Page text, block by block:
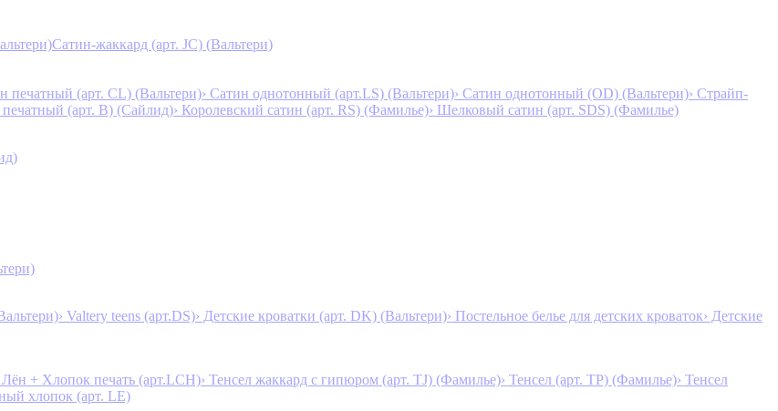
Сатин-жаккард (арт. JC) (Вальтери)
печатный (арт. СL) (Вальтери)› Сатин однотонный (арт.LS) (Вальтери)› Сатин однотонный (OD) (Вальтери)› Страйп-
печатный (арт. В) (Сайлид)› Королевский сатин (арт. RS) (Фамилье)› Шелковый сатин (арт. SDS) (Фамилье)
› Valtery teens (арт.DS)› Детские кроватки (арт. DK) (Вальтери)› Постельное белье для детских кроваток› Детские
+ Хлопок печать (арт.LCH)› Тенсел жаккард с гипюром (арт. TJ) (Фамилье)› Тенсел (арт. ТР) (Фамилье)› Тенсел
хлопок (арт. LE)